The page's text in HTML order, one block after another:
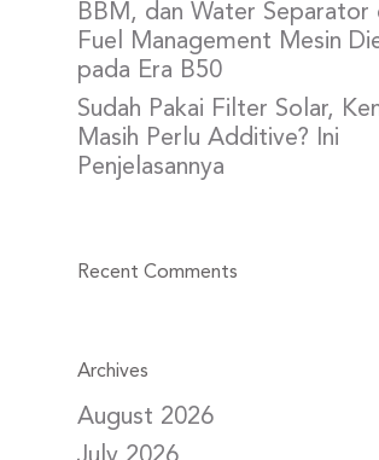
BBM, dan Water Separator
Fuel Management Mesin
pada Era B50
Sudah Pakai Filter Solar,
Masih Perlu Additive? Ini
Penjelasannya
Recent Comments
Archives
August 2026